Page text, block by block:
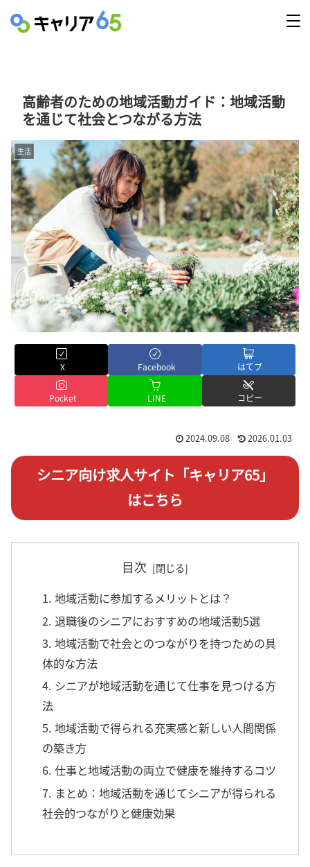
高齢者のための地域活動ガイド：地域活動
を通じて社会とつながる方法
生活
X Facebook はてブ
Pocket LINE コピー
2024.09.08 2026.01.03
シニア向け求人サイト「キャリア65」
はこちら
目次
1. 地域活動に参加するメリットとは？
2. 退職後のシニアにおすすめの地域活動5選
3. 地域活動で社会とのつながりを持つための具
体的な方法
4. シニアが地域活動を通じて仕事を見つける方
法
5. 地域活動で得られる充実感と新しい人間関係
の築き方
6. 仕事と地域活動の両立で健康を維持するコツ
7. まとめ：地域活動を通じてシニアが得られる
社会的つながりと健康効果